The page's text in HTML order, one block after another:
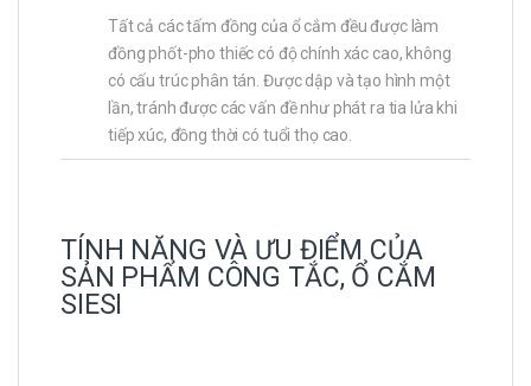
Tất cả các tấm đồng của ổ cắm đều được làm
đồng phốt-pho thiếc có độ chính xác cao, không
có cấu trúc phân tán. Được dập và tạo hình một
lần, tránh được các vấn đề như phát ra tia lửa khi
tiếp xúc, đồng thời có tuổi thọ cao.
TÍNH NĂNG VÀ ƯU ĐIỂM CỦA
SẢN PHẨM CÔNG TẮC, Ổ CẮM
SIESI